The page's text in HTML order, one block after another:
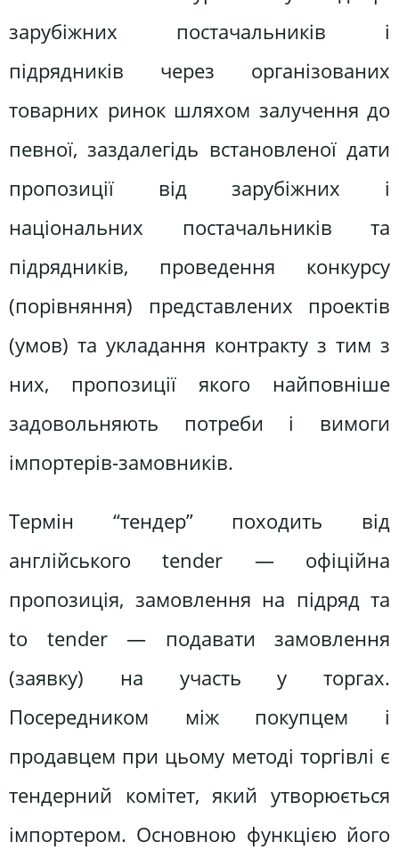
зарубіжних постачальників і
підрядників через організованих
товарних ринок шляхом залучення до
певної, заздалегідь встановленої дати
пропозиції від зарубіжних і
національних постачальників та
підрядників, проведення конкурсу
(порівняння) представлених проектів
(умов) та укладання контракту з тим з
них, пропозиції якого найповніше
задовольняють потреби і вимоги
імпортерів-замовників.
Термін “тендер” походить від
англійського tender — офіційна
пропозиція, замовлення на підряд та
to tender — подавати замовлення
(заявку) на участь у торгах.
Посередником між покупцем і
продавцем при цьому методі торгівлі є
тендерний комітет, який утворюється
імпортером. Основною функцією його